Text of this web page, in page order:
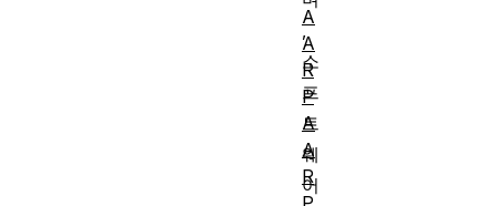
,
소
프
트
웨
어
A
A
R
P
A
A
R